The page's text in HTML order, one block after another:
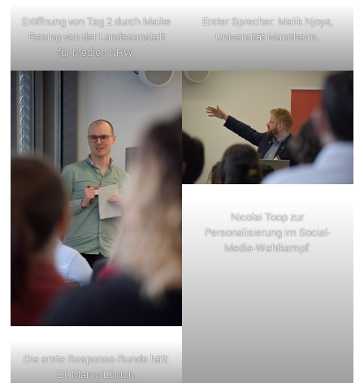
Eröffnung von Tag 2 durch Maike
Resing von der Landesanstalt
für Medien NRW.
Erster Sprecher: Malik Njoya,
Universität Mannheim.
Die erste Response-Runde hält:
Dr. Marco Lünich.
Nicolai Toop zur
Personalisierung im Social-
Media-Wahlkampf.